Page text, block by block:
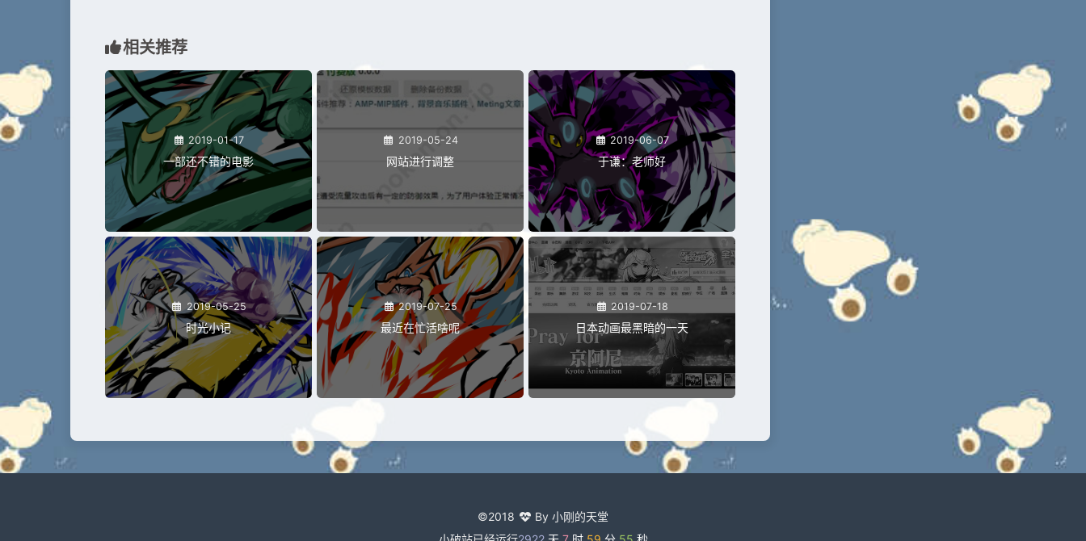
相关推荐
2019-01-17
一部还不错的电影
2019-05-24
网站进行调整
2019-06-07
于谦：老师好
2019-05-25
时光小记
2019-07-25
最近在忙活啥呢
2019-07-18
日本动画最黑暗的一天
©2018
By 小刚的天堂